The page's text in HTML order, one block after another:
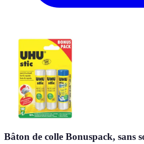
Bâton de colle Bonuspack, sans